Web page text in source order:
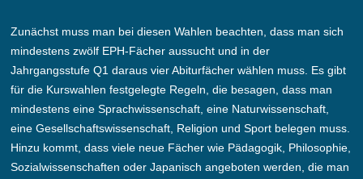
Zunächst muss man bei diesen Wahlen beachten, dass man sich
mindestens zwölf EPH-Fächer aussucht und in der
Jahrgangsstufe Q1 daraus vier Abiturfächer wählen muss. Es gibt
für die Kurswahlen festgelegte Regeln, die besagen, dass man
mindestens eine Sprachwissenschaft, eine Naturwissenschaft,
eine Gesellschaftswissenschaft, Religion und Sport belegen muss.
Hinzu kommt, dass viele neue Fächer wie Pädagogik, Philosophie,
Sozialwissenschaften oder Japanisch angeboten werden, die man